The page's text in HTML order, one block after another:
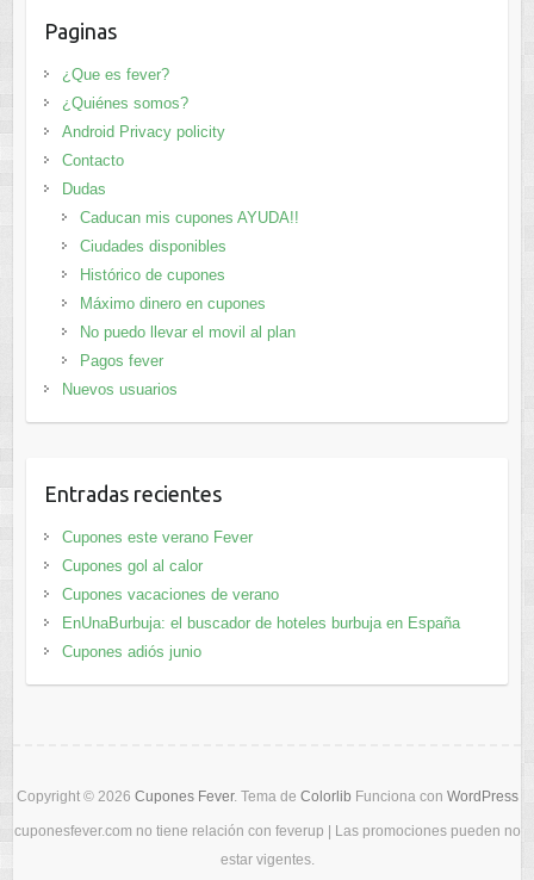
Paginas
¿Que es fever?
¿Quiénes somos?
Android Privacy policity
Contacto
Dudas
Caducan mis cupones AYUDA!!
Ciudades disponibles
Histórico de cupones
Máximo dinero en cupones
No puedo llevar el movil al plan
Pagos fever
Nuevos usuarios
Entradas recientes
Cupones este verano Fever
Cupones gol al calor
Cupones vacaciones de verano
EnUnaBurbuja: el buscador de hoteles burbuja en España
Cupones adiós junio
Copyright © 2026 Cupones Fever. Tema de Colorlib Funciona con WordPress
cuponesfever.com no tiene relación con feverup | Las promociones pueden no
estar vigentes.